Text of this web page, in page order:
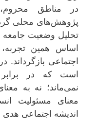
در مناطق محروم،
پژوهش‌های محلی گرد
تحلیل وضعیت جامعه و
اساس همین تجربه،
اجتماعی بازگرداند.
است که در برابر
نمی‌ماند؛ نه به معنای
معنای مسئولیت
اندیشه اجتماعی هدی